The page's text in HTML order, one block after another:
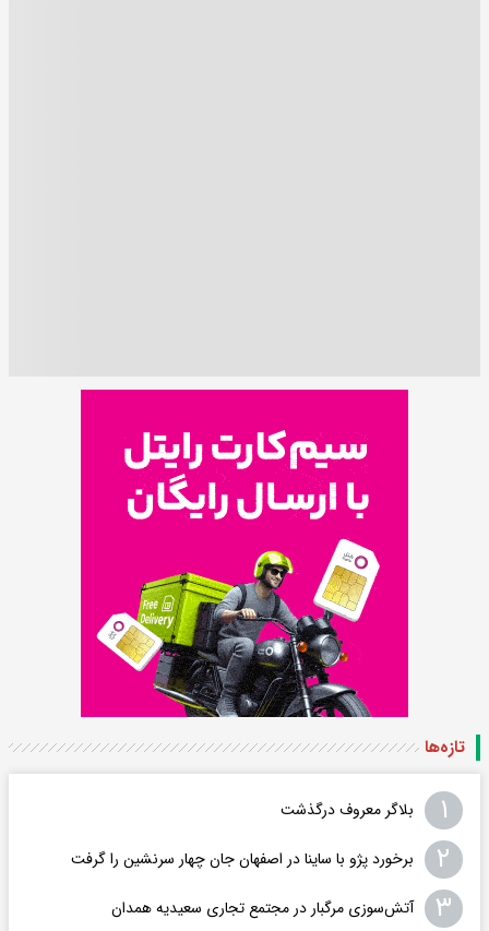
تازه‌ها
۱ بلاگر معروف درگذشت
۲ برخورد پژو با ساینا در اصفهان جان چهار سرنشین را گرفت
۳ آتش‌سوزی مرگبار در مجتمع تجاری سعیدیه همدان